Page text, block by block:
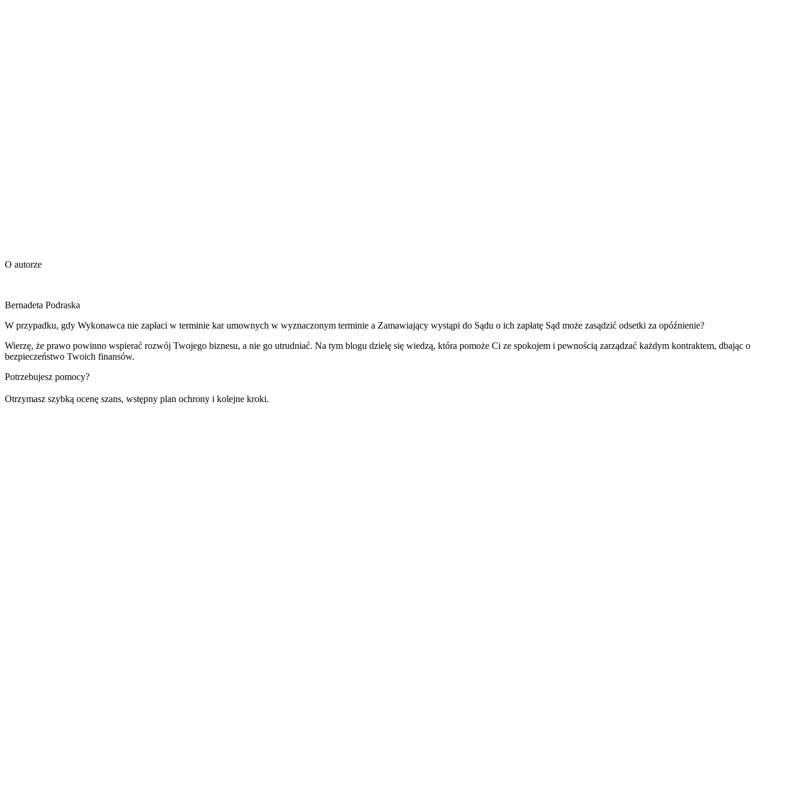
O autorze
Bernadeta Podraska
W przypadku, gdy Wykonawca nie zapłaci w terminie kar umownych w wyznaczonym terminie a Zamawiający wystąpi do Sądu o ich zapłatę Sąd może zasądzić odsetki za opóźnienie?
Wierzę, że prawo powinno wspierać rozwój Twojego biznesu, a nie go utrudniać. Na tym blogu dzielę się wiedzą, która pomoże Ci ze spokojem i pewnością zarządzać każdym kontraktem, dbając o
bezpieczeństwo Twoich finansów.
Potrzebujesz pomocy?
Otrzymasz szybką ocenę szans, wstępny plan ochrony i kolejne kroki.